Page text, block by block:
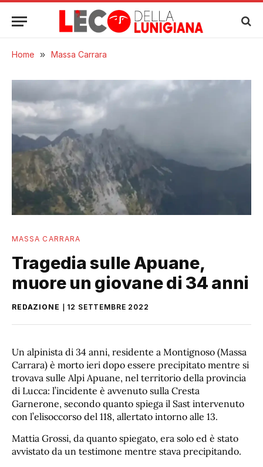
Home » Massa Carrara
MASSA CARRARA
Tragedia sulle Apuane,
muore un giovane di 34 anni
REDAZIONE 12 SETTEMBRE 2022
Un alpinista di 34 anni, residente a Montignoso (Massa
Carrara) è morto ieri dopo essere precipitato mentre si
trovava sulle Alpi Apuane, nel territorio della provincia
di Lucca: l’incidente è avvenuto sulla Cresta
Garnerone, secondo quanto spiega il Sast intervenuto
con l’elisoccorso del 118, allertato intorno alle 13.
Mattia Grossi, da quanto spiegato, era solo ed è stato
avvistato da un testimone mentre stava precipitando.